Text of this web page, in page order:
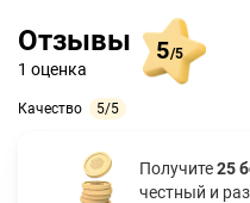
Отзывы
1 оценка
5/5
Качество 5/5
Получите25
честный и